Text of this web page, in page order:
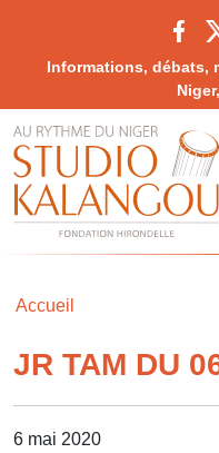
Informations, débats,
Accueil
JR TAM DU
6 mai 2020